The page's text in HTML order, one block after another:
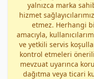
yalnızca marka
hizmet
etmez. Herhangi
amacıyla,
ve yetkili servis
kontrol etmeleri
mevzuat uyarınca
dağıtma veya ticari